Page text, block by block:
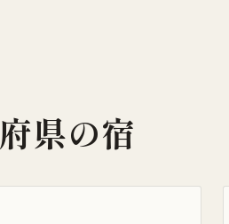
県の宿